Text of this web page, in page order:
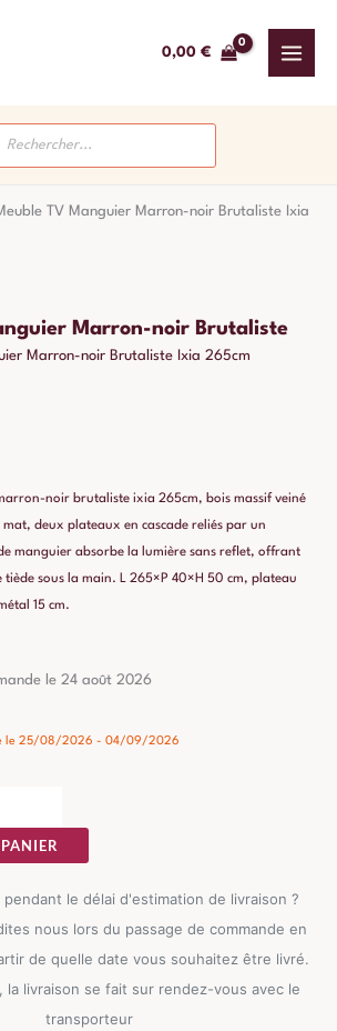
0,00 €
TV Manguier Marron-noir Brutaliste Ixia
Marron-noir Brutaliste
noir brutaliste ixia 265cm, bois massif veiné
deux plateaux en cascade reliés par un
manguier absorbe la lumière sans reflet, offrant
sous la main. L 265×P 40×H 50 cm, plateau
15 cm.
le 24 août 2026
le 25/08/2026 - 04/09/2026
le délai d'estimation de livraison ?
nous lors du passage de commande en
de quelle date vous souhaitez être livré.
la livraison se fait sur rendez-vous avec le
transporteur